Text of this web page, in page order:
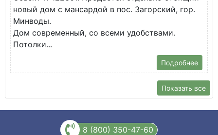
новый дом с мансардой в пос. Загорский, гор.
Минводы.
Дом современный, со всеми удобствами.
Потолки...
Подробнее
Показать все
8 (800) 350-47-60